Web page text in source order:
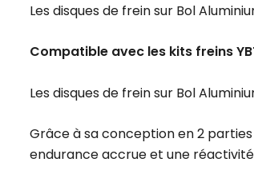
Les disques de frein sur Bol
Compatible avec les kits freins
Les disques de frein sur Bol
Grâce à sa conception en 2
endurance accrue et une